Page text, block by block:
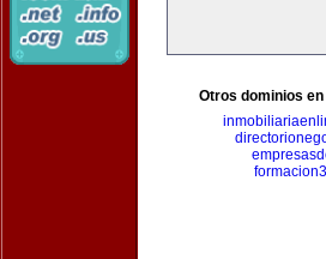
Otros dominios